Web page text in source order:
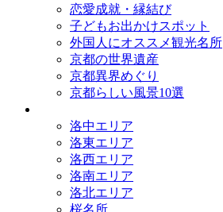
恋愛成就・縁結び
子どもお出かけスポット
外国人にオススメ観光名所
京都の世界遺産
京都異界めぐり
京都らしい風景10選
洛中エリア
洛東エリア
洛西エリア
洛南エリア
洛北エリア
桜名所